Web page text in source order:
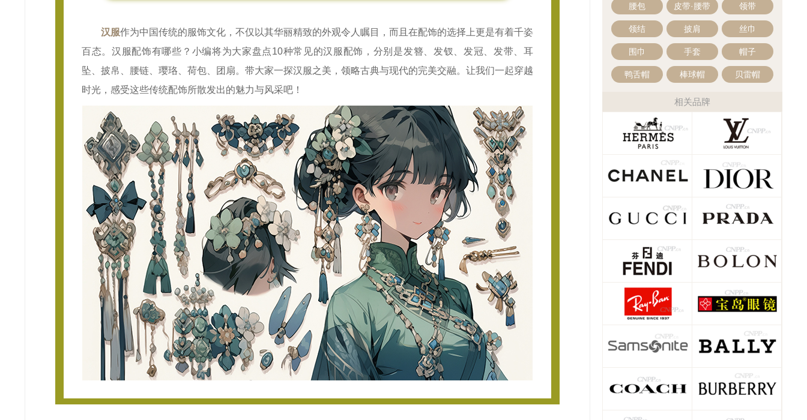
汉服作为中国传统的服饰文化，不仅以其华丽精致的外观令人瞩目，而且在配饰的选择上更是有着千姿
百态。汉服配饰有哪些？小编将为大家盘点10种常见的汉服配饰，分别是发簪、发钗、发冠、发带、耳
坠、披帛、腰链、璎珞、荷包、团扇。带大家一探汉服之美，领略古典与现代的完美交融。让我们一起穿越
时光，感受这些传统配饰所散发出的魅力与风采吧！
腰包 皮带·腰带 领带
领结 披肩 丝巾
围巾 手套 帽子
鸭舌帽 棒球帽 贝雷帽
相关品牌